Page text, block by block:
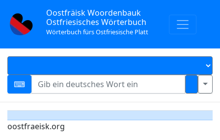
Oostfräisk Woordenbauk
Ostfriesisches Wörterbuch
Wörterbuch fürs Ostfriesische Platt
oostfraeisk.org